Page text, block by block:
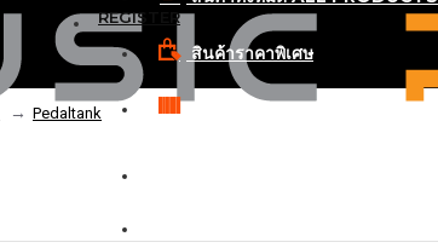
สินค้าราคาพิเศษ
BRANDS
REGISTER
Pedaltank